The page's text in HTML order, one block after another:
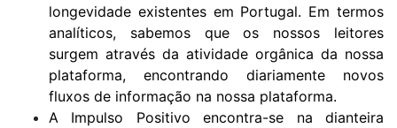
longevidade existentes em Portugal. Em termos
analíticos, sabemos que os nossos leitores
surgem através da atividade orgânica da nossa
plataforma, encontrando diariamente novos
fluxos de informação na nossa plataforma.
A Impulso Positivo encontra-se na dianteira